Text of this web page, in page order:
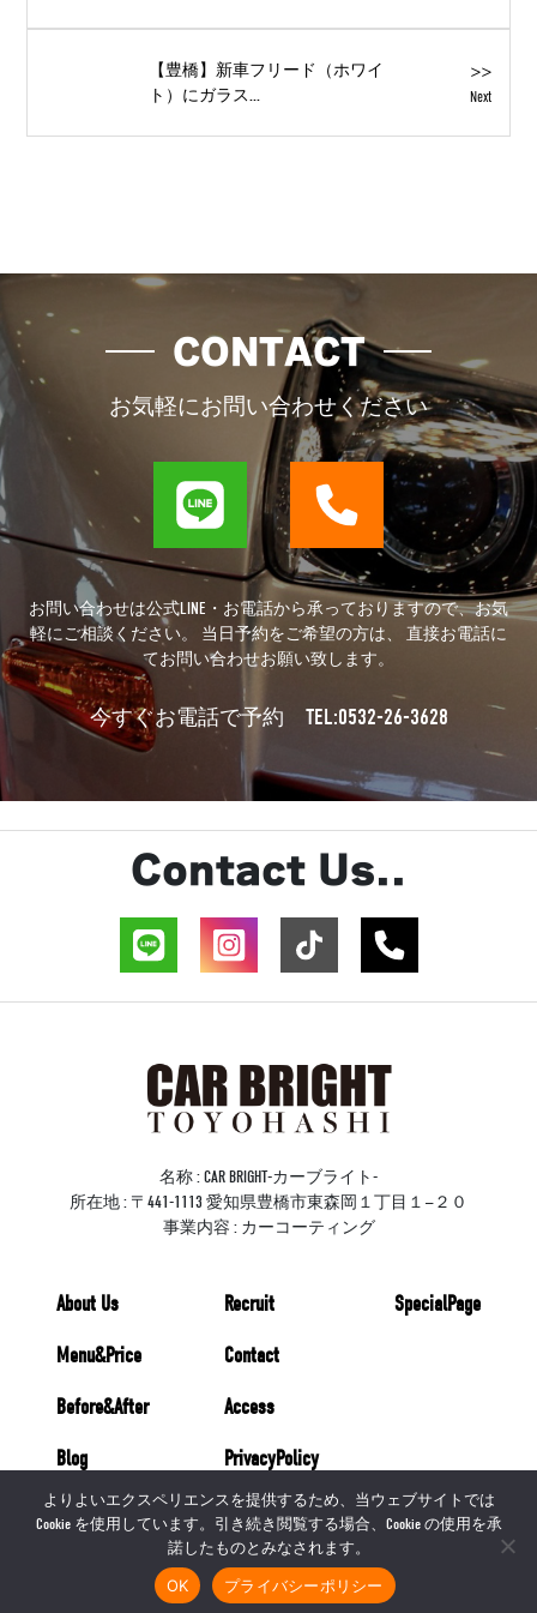
>>
Next
【豊橋】新車フリード（ホワイ
ト）にガラス...
CONTACT
お気軽にお問い合わせください
お問い合わせは公式LINE・お電話から承っておりますので、お気
軽にご相談ください。 当日予約をご希望の方は、 直接お電話に
てお問い合わせお願い致します。
今すぐお電話で予約 TEL:0532-26-3628
Contact Us..
名称 : CAR BRIGHT-カーブライト-
所在地 : 〒441-1113 愛知県豊橋市東森岡１丁目１−２０
事業内容 : カーコーティング
About Us
Menu&Price
Before&After
Blog
Recruit
Contact
Access
PrivacyPolicy
SpecialPage
© 2022 CAR BRIGHT All Rights Reserved.
よりよいエクスペリエンスを提供するため、当ウェブサイトでは
Cookie を使用しています。引き続き閲覧する場合、Cookie の使用を承
諾したものとみなされます。
OK プライバシーポリシー